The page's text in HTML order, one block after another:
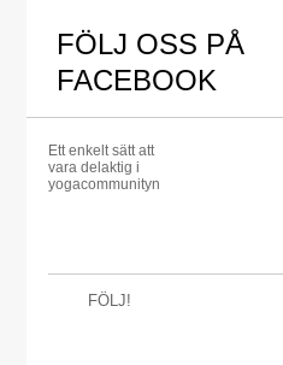
FÖLJ OSS PÅ
FACEBOOK
Ett enkelt sätt att
vara delaktig i
yogacommunityn
FÖLJ!